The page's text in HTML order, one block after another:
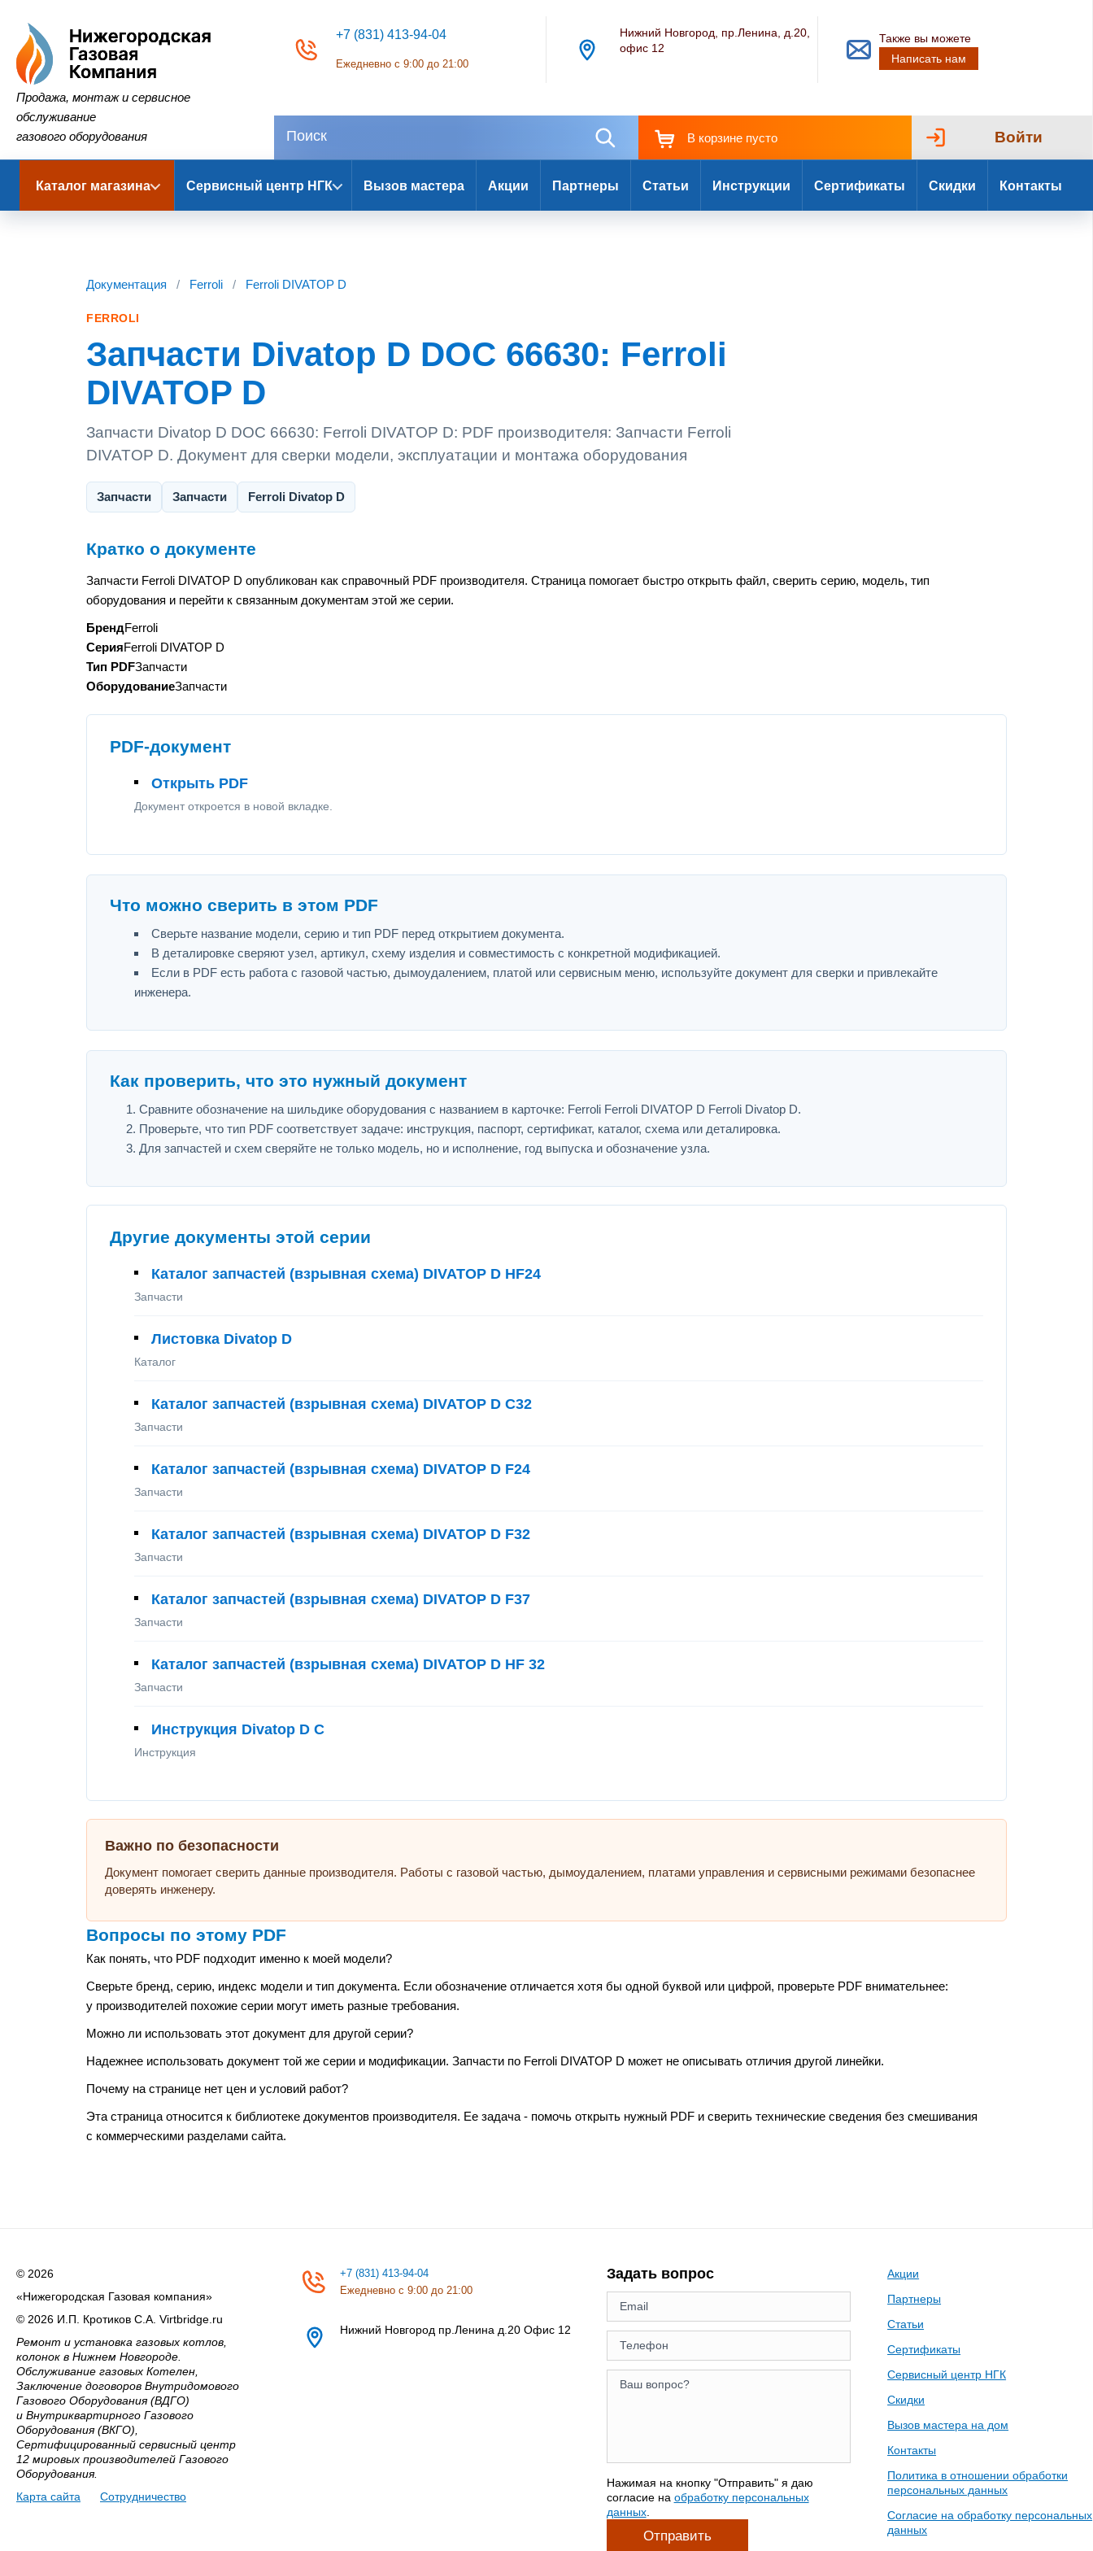
Нижегородская Газовая Компания
Продажа, монтаж и сервисное
обслуживание
газового оборудования
+7 (831) 413-94-04
Ежедневно с 9:00 до 21:00
Нижний Новгород, пр.Ленина, д.20,
офис 12
Также вы можете
Написать нам
В корзине пусто Войти
Каталог магазина Сервисный центр НГК Вызов мастера Акции Партнеры Статьи Инструкции Сертификаты Скидки Контакты
Документация / Ferroli / Ferroli DIVATOP D
FERROLI
Запчасти Divatop D DOC 66630: Ferroli
DIVATOP D
Запчасти Divatop D DOC 66630: Ferroli DIVATOP D: PDF производителя: Запчасти Ferroli
DIVATOP D. Документ для сверки модели, эксплуатации и монтажа оборудования
Запчасти Запчасти Ferroli Divatop D
Кратко о документе
Запчасти Ferroli DIVATOP D опубликован как справочный PDF производителя. Страница помогает быстро открыть файл, сверить серию, модель, тип
оборудования и перейти к связанным документам этой же серии.
БрендFerroli
СерияFerroli DIVATOP D
Тип PDFЗапчасти
ОборудованиеЗапчасти
PDF-документ
Открыть PDF
Документ откроется в новой вкладке.
Что можно сверить в этом PDF
Сверьте название модели, серию и тип PDF перед открытием документа.
В деталировке сверяют узел, артикул, схему изделия и совместимость с конкретной модификацией.
Если в PDF есть работа с газовой частью, дымоудалением, платой или сервисным меню, используйте документ для сверки и привлекайте
инженера.
Как проверить, что это нужный документ
Сравните обозначение на шильдике оборудования с названием в карточке: Ferroli Ferroli DIVATOP D Ferroli Divatop D.
Проверьте, что тип PDF соответствует задаче: инструкция, паспорт, сертификат, каталог, схема или деталировка.
Для запчастей и схем сверяйте не только модель, но и исполнение, год выпуска и обозначение узла.
Другие документы этой серии
Каталог запчастей (взрывная схема) DIVATOP D HF24
Запчасти
Листовка Divatop D
Каталог
Каталог запчастей (взрывная схема) DIVATOP D C32
Запчасти
Каталог запчастей (взрывная схема) DIVATOP D F24
Запчасти
Каталог запчастей (взрывная схема) DIVATOP D F32
Запчасти
Каталог запчастей (взрывная схема) DIVATOP D F37
Запчасти
Каталог запчастей (взрывная схема) DIVATOP D HF 32
Запчасти
Инструкция Divatop D С
Инструкция
Важно по безопасности
Документ помогает сверить данные производителя. Работы с газовой частью, дымоудалением, платами управления и сервисными режимами безопаснее
доверять инженеру.
Вопросы по этому PDF
Как понять, что PDF подходит именно к моей модели?
Сверьте бренд, серию, индекс модели и тип документа. Если обозначение отличается хотя бы одной буквой или цифрой, проверьте PDF внимательнее:
у производителей похожие серии могут иметь разные требования.
Можно ли использовать этот документ для другой серии?
Надежнее использовать документ той же серии и модификации. Запчасти по Ferroli DIVATOP D может не описывать отличия другой линейки.
Почему на странице нет цен и условий работ?
Эта страница относится к библиотеке документов производителя. Ее задача - помочь открыть нужный PDF и сверить технические сведения без смешивания
с коммерческими разделами сайта.
© 2026
«Нижегородская Газовая компания»
© 2026 И.П. Кротиков С.А. Virtbridge.ru
Ремонт и установка газовых котлов,
колонок в Нижнем Новгороде.
Обслуживание газовых Котелен,
Заключение договоров Внутридомового
Газового Оборудования (ВДГО)
и Внутриквартирного Газового
Оборудования (ВКГО),
Сертифицированный сервисный центр
12 мировых производителей Газового
Оборудования.
Карта сайта
Сотрудничество
+7 (831) 413-94-04
Ежедневно с 9:00 до 21:00
Нижний Новгород пр.Ленина д.20 Офис 12
Задать вопрос
Нажимая на кнопку "Отправить" я даю
согласие на обработку персональных
данных.
Отправить
Акции
Партнеры
Статьи
Сертификаты
Сервисный центр НГК
Скидки
Вызов мастера на дом
Контакты
Политика в отношении обработки
персональных данных
Согласие на обработку персональных
данных